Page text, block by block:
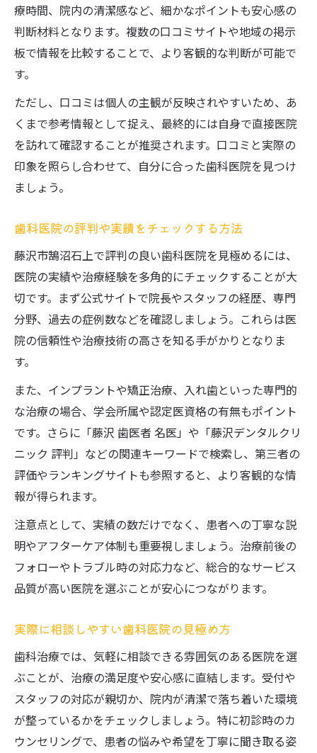
療時間、院内の清潔感など、細かなポイントも安心感の
判断材料となります。複数の口コミサイトや地域の掲示
板で情報を比較することで、より客観的な判断が可能で
す。
ただし、口コミは個人の主観が反映されやすいため、あ
くまで参考情報として捉え、最終的には自身で直接医院
を訪れて確認することが推奨されます。口コミと実際の
印象を照らし合わせて、自分に合った歯科医院を見つけ
ましょう。
歯科医院の評判や実績をチェックする方法
藤沢市鵠沼石上で評判の良い歯科医院を見極めるには、
医院の実績や治療経験を多角的にチェックすることが大
切です。まず公式サイトで院長やスタッフの経歴、専門
分野、過去の症例数などを確認しましょう。これらは医
院の信頼性や治療技術の高さを知る手がかりとなりま
す。
また、インプラントや矯正治療、入れ歯といった専門的
な治療の場合、学会所属や認定医資格の有無もポイント
です。さらに「藤沢 歯医者 名医」や「藤沢デンタルクリ
ニック 評判」などの関連キーワードで検索し、第三者の
評価やランキングサイトも参照すると、より客観的な情
報が得られます。
注意点として、実績の数だけでなく、患者への丁寧な説
明やアフターケア体制も重要視しましょう。治療前後の
フォローやトラブル時の対応力など、総合的なサービス
品質が高い医院を選ぶことが安心につながります。
実際に相談しやすい歯科医院の見極め方
歯科治療では、気軽に相談できる雰囲気のある医院を選
ぶことが、治療の満足度や安心感に直結します。受付や
スタッフの対応が親切か、院内が清潔で落ち着いた環境
が整っているかをチェックしましょう。特に初診時のカ
ウンセリングで、患者の悩みや希望を丁寧に聞き取る姿